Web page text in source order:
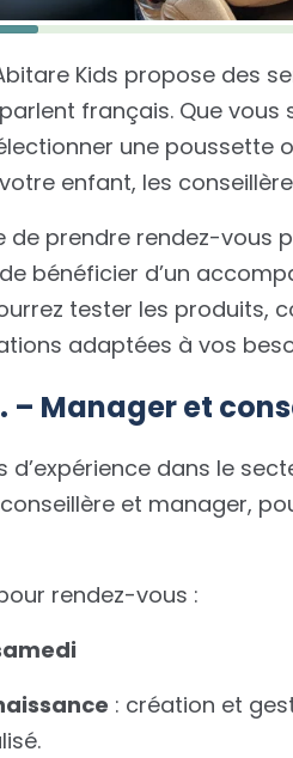
Kids propose des
français. Que
une poussette
enfant, les
de prendre rendez-vous
bénéficier d’un
tester les produits,
adaptées à vos
– Manager et
d’expérience dans le
et manager,
rendez-vous :
: création et